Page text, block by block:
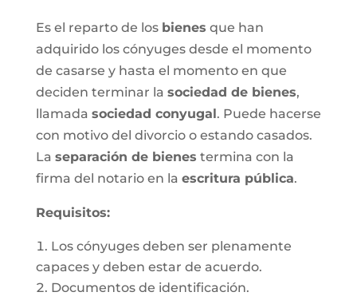
Es el reparto de los bienes que han
adquirido los cónyuges desde el momento
de casarse y hasta el momento en que
deciden terminar la sociedad de bienes,
llamada sociedad conyugal. Puede hacerse
con motivo del divorcio o estando casados.
La separación de bienes termina con la
firma del notario en la escritura pública.
Requisitos:
Los cónyuges deben ser plenamente
capaces y deben estar de acuerdo.
Documentos de identificación.